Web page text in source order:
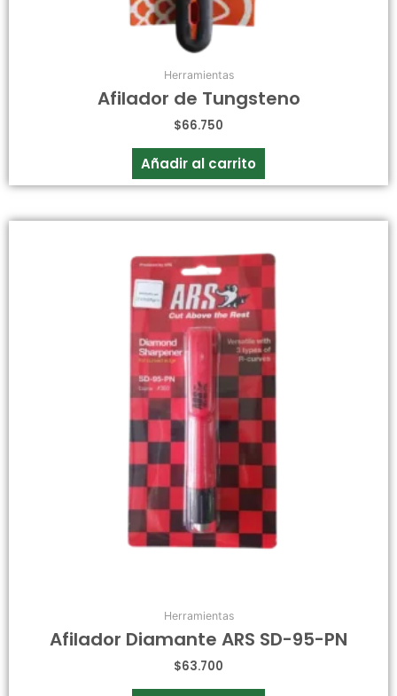
Herramientas
Afilador de Tungsteno
$66.750
Añadir al carrito
Herramientas
Afilador Diamante ARS SD-95-PN
$63.700